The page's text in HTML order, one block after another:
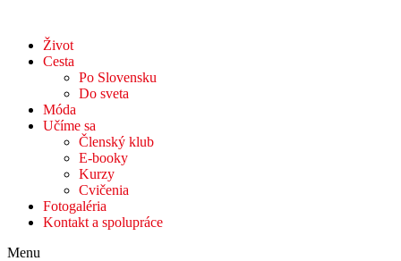
Život
Cesta
Po Slovensku
Do sveta
Móda
Učíme sa
Členský klub
E-booky
Kurzy
Cvičenia
Fotogaléria
Kontakt a spolupráce
Menu